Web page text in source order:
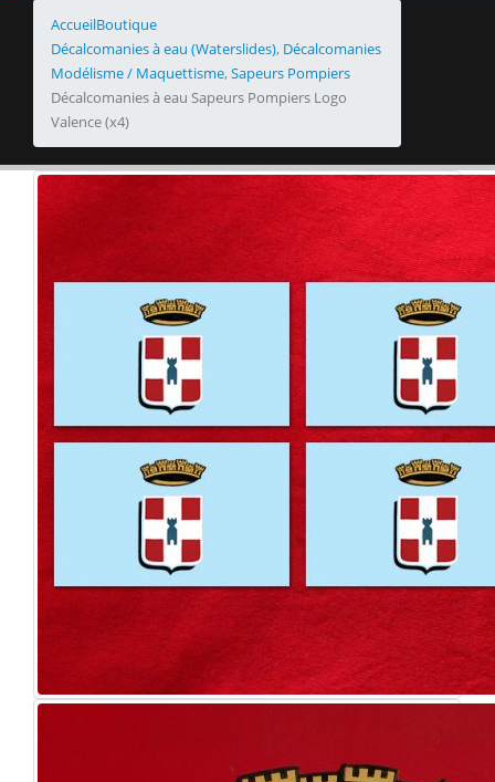
AccueilBoutique
Décalcomanies à eau (Waterslides), Décalcomanies
Modélisme / Maquettisme, Sapeurs Pompiers
Décalcomanies à eau Sapeurs Pompiers Logo
Valence (x4)